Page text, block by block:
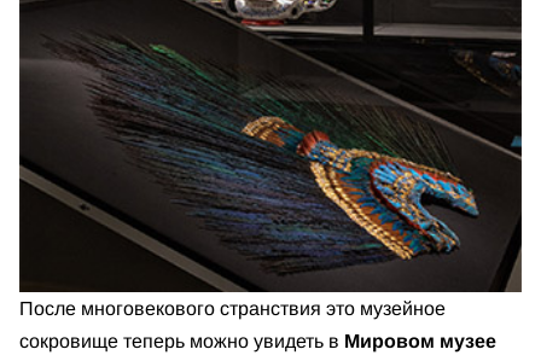
После многовекового странствия это музейное
сокровище теперь можно увидеть в Мировом музее